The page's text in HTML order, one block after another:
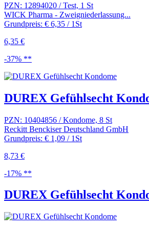
PZN: 12894020 / Test, 1 St
WICK Pharma - Zweigniederlassung...
Grundpreis: € 6,35 / 1St
6,35 €
-37% **
DUREX Gefühlsecht
PZN: 10404856 / Kondome, 8 St
Reckitt Benckiser Deutschland GmbH
Grundpreis: € 1,09 / 1St
8,73 €
-17% **
DUREX Gefühlsecht